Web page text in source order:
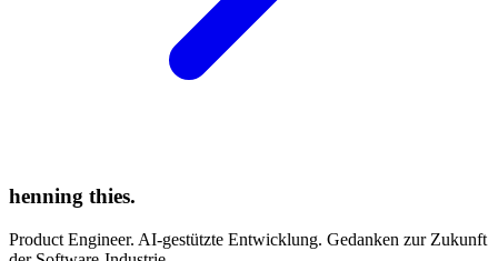
henning thies.
Product Engineer. AI-gestützte Entwicklung. Gedanken zur Zukunft